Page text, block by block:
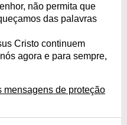
não permita que
das palavras
Cristo continuem
agora e para sempre,
mensagens de proteção